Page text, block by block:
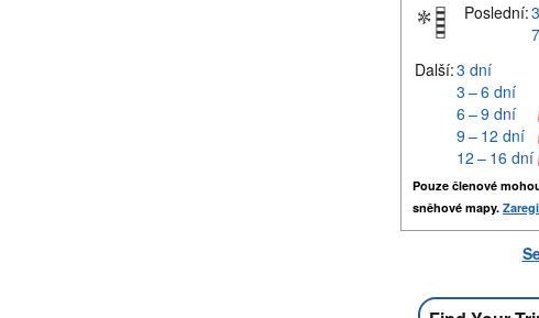
Poslední:
Další:3 dní
3 – 6 dní
6 – 9 dní
9 – 12 dní
12 – 16 dní
Pouze členové
sněhové mapy.